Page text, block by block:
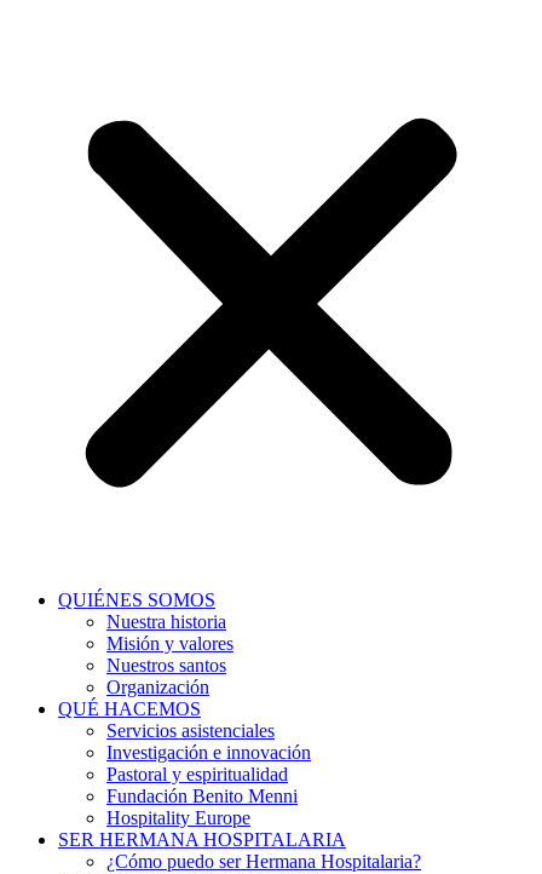
QUIÉNES SOMOS
Nuestra historia
Misión y valores
Nuestros santos
Organización
QUÉ HACEMOS
Servicios asistenciales
Investigación e innovación
Pastoral y espiritualidad
Fundación Benito Menni
Hospitality Europe
SER HERMANA HOSPITALARIA
¿Cómo puedo ser Hermana Hospitalaria?